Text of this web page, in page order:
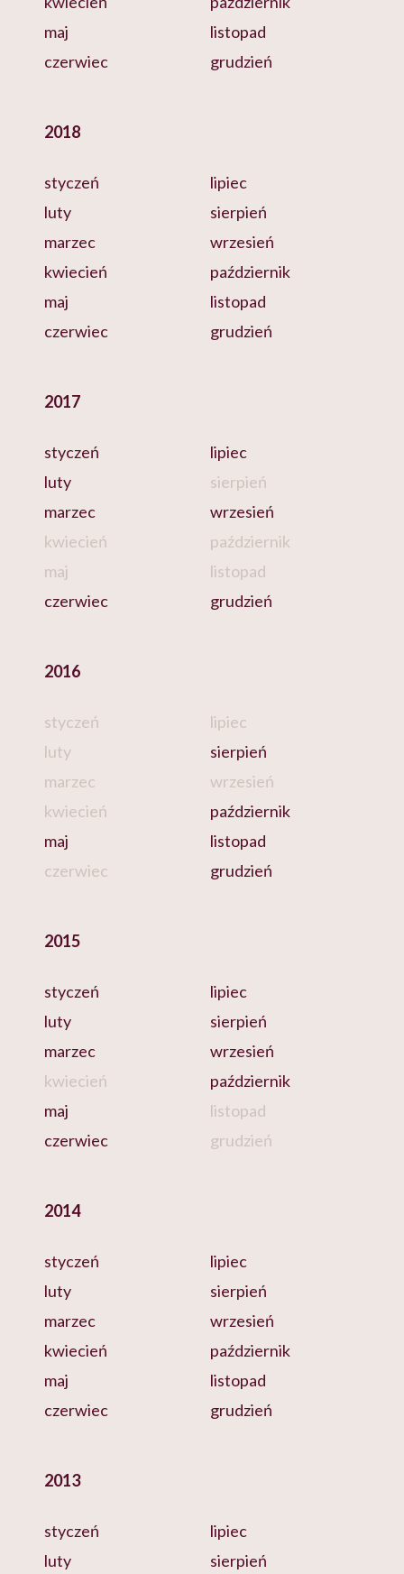
maj
czerwiec
listopad
grudzień
2018
styczeń
luty
marzec
kwiecień
maj
czerwiec
lipiec
sierpień
wrzesień
październik
listopad
grudzień
2017
styczeń
luty
marzec
kwiecień
maj
czerwiec
lipiec
sierpień
wrzesień
październik
listopad
grudzień
2016
styczeń
luty
marzec
kwiecień
maj
czerwiec
lipiec
sierpień
wrzesień
październik
listopad
grudzień
2015
styczeń
luty
marzec
kwiecień
maj
czerwiec
lipiec
sierpień
wrzesień
październik
listopad
grudzień
2014
styczeń
luty
marzec
kwiecień
maj
czerwiec
lipiec
sierpień
wrzesień
październik
listopad
grudzień
2013
styczeń
luty
lipiec
sierpień